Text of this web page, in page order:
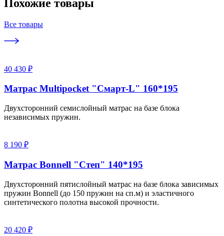
Похожие товары
Все товары
40 430 ₽
Матрас Multipocket "Смарт-L" 160*195
Двухсторонний семислойный матрас на базе блока
независимых пружин.
8 190 ₽
Матрас Bonnell "Степ" 140*195
Двухсторонний пятислойный матрас на базе блока зависимых
пружин Bonnell (до 150 пружин на сп.м) и эластичного
синтетического полотна высокой прочности.
20 420 ₽